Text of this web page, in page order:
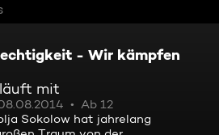
- Wir kämpfen
läuft mit
Ab 12
Sokolow hat jahrelang